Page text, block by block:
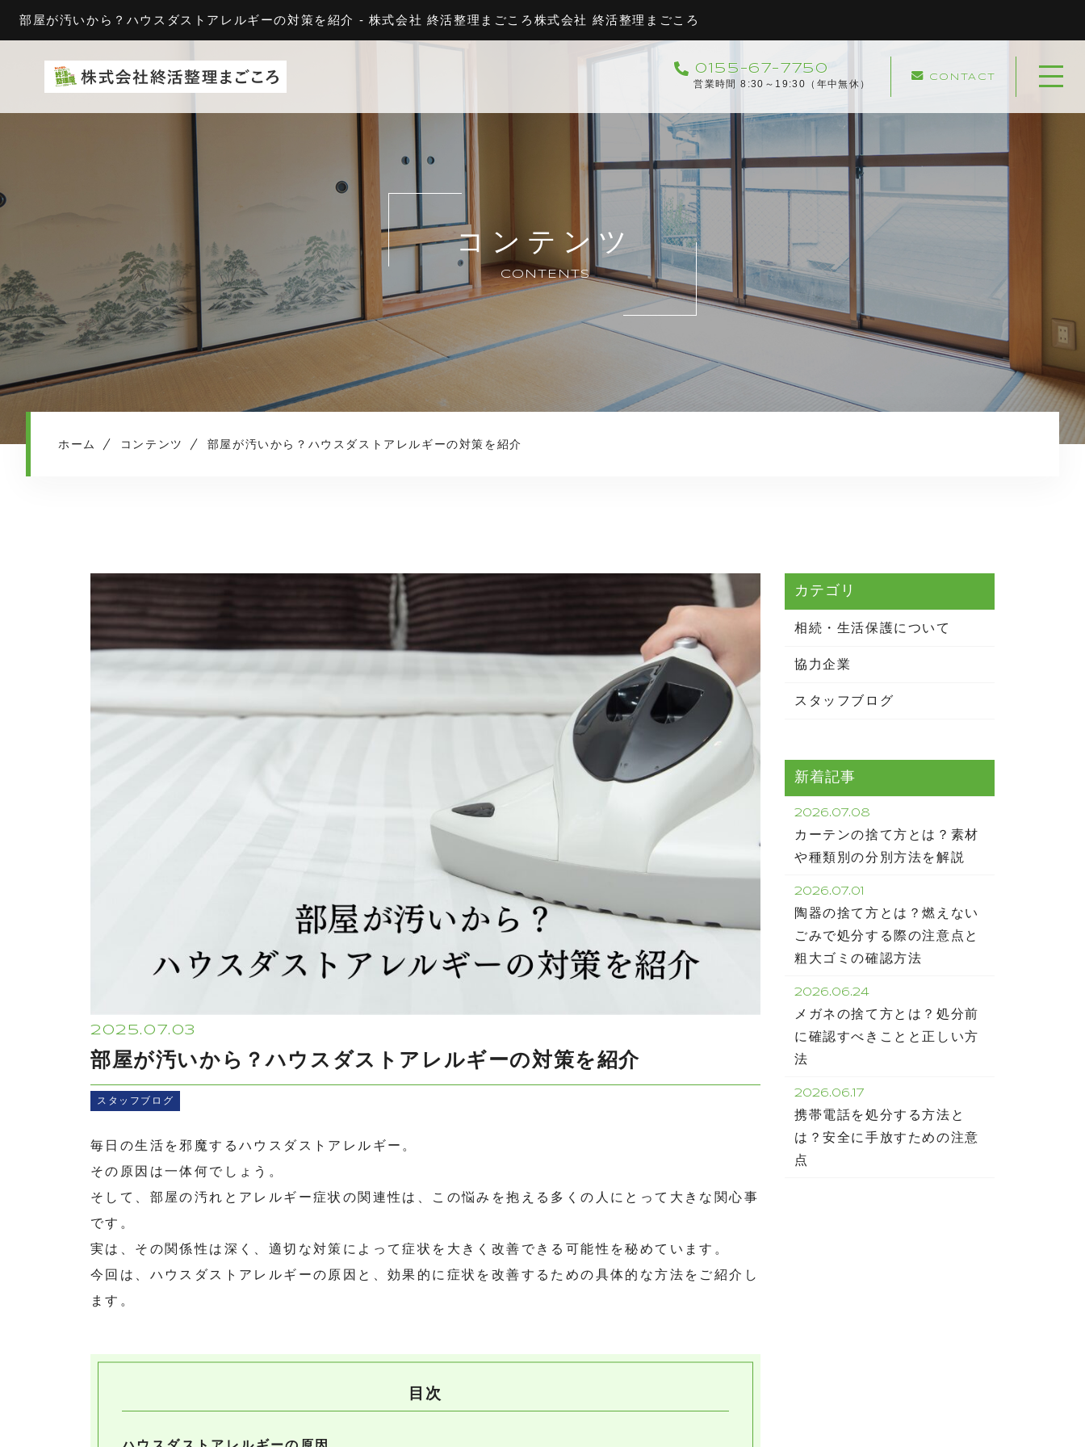
部屋が汚いから？ハウスダストアレルギーの対策を紹介 - 株式会社 終活整理まごころ株式会社 終活整理まごころ
0155-67-7750
営業時間 8:30～19:30（年中無休）
CONTACT
ホーム
協力企業
キャンペーン
サービスメニュー
サービスの流れ
よくある質問
相続・生活保護について
コンテンツ
CONTENTS
ホーム コンテンツ 部屋が汚いから？ハウスダストアレルギーの対策を紹介
2025.07.03
部屋が汚いから？ハウスダストアレルギーの対策を紹介
スタッフブログ
毎日の生活を邪魔するハウスダストアレルギー。
その原因は一体何でしょう。
そして、部屋の汚れとアレルギー症状の関連性は、この悩みを抱える多くの人にとって大きな関心事
です。
実は、その関係性は深く、適切な対策によって症状を大きく改善できる可能性を秘めています。
今回は、ハウスダストアレルギーの原因と、効果的に症状を改善するための具体的な方法をご紹介し
ます。
目次
カテゴリ
相続・生活保護について
協力企業
スタッフブログ
新着記事
2026.07.08
カーテンの捨て方とは？素材
や種類別の分別方法を解説
2026.07.01
陶器の捨て方とは？燃えない
ごみで処分する際の注意点と
粗大ゴミの確認方法
2026.06.24
メガネの捨て方とは？処分前
に確認すべきことと正しい方
法
2026.06.17
携帯電話を処分する方法と
は？安全に手放すための注意
点